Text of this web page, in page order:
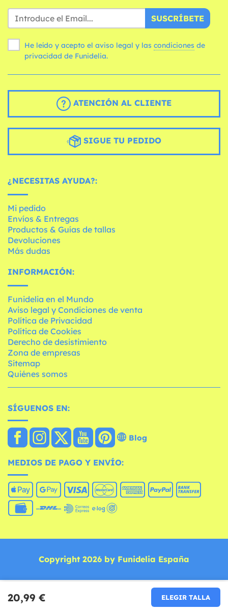
20,99 € ELEGIR TALLA
SUSCRÍBETE
He leído y acepto el aviso legal y las condiciones
privacidad de Funidelia.
ATENCIÓN AL CLIENTE
SIGUE TU PEDIDO
¿NECESITAS AYUDA?:
Mi pedido
Envíos & Entregas
Productos & Guías de tallas
Devoluciones
Más dudas
INFORMACIÓN:
Funidelia en el Mundo
Aviso legal y Condiciones de venta
Política de Privacidad
Política de Cookies
Derecho de desistimiento
Zona de empresas
Sitemap
Quiénes somos
SÍGUENOS EN:
Blog
MEDIOS DE PAGO Y ENVÍO:
Copyright 2026 by Funidelia España